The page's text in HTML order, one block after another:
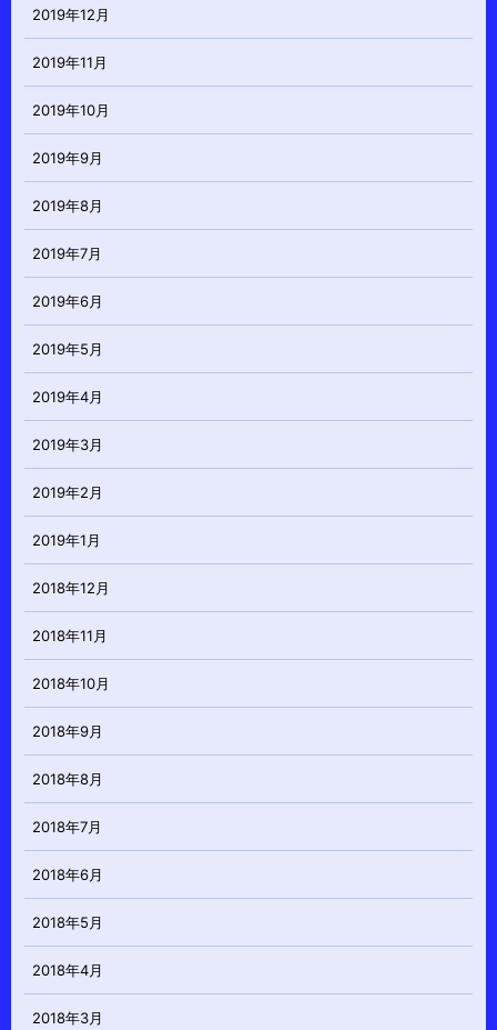
2019年12月
2019年11月
2019年10月
2019年9月
2019年8月
2019年7月
2019年6月
2019年5月
2019年4月
2019年3月
2019年2月
2019年1月
2018年12月
2018年11月
2018年10月
2018年9月
2018年8月
2018年7月
2018年6月
2018年5月
2018年4月
2018年3月